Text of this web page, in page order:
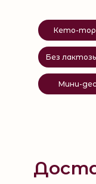
Кето-
Мини-
Без